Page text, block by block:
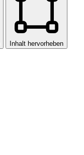
Inhalt hervorheben